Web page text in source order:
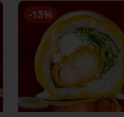
-13%